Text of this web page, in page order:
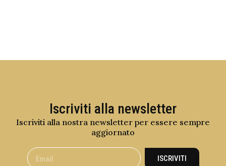
Iscriviti alla newsletter
Iscriviti alla nostra newsletter per essere sempre
aggiornato
ISCRIVITI